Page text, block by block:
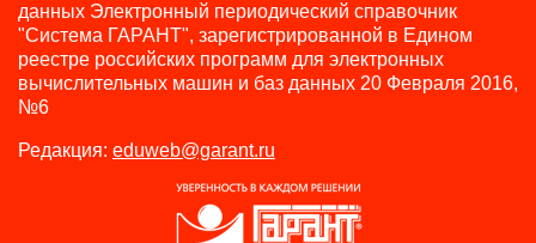
данных Электронный периодический справочник
"Система ГАРАНТ", зарегистрированной в Едином
реестре российских программ для электронных
вычислительных машин и баз данных 20 Февраля 2016,
№6
Редакция: eduweb@garant.ru